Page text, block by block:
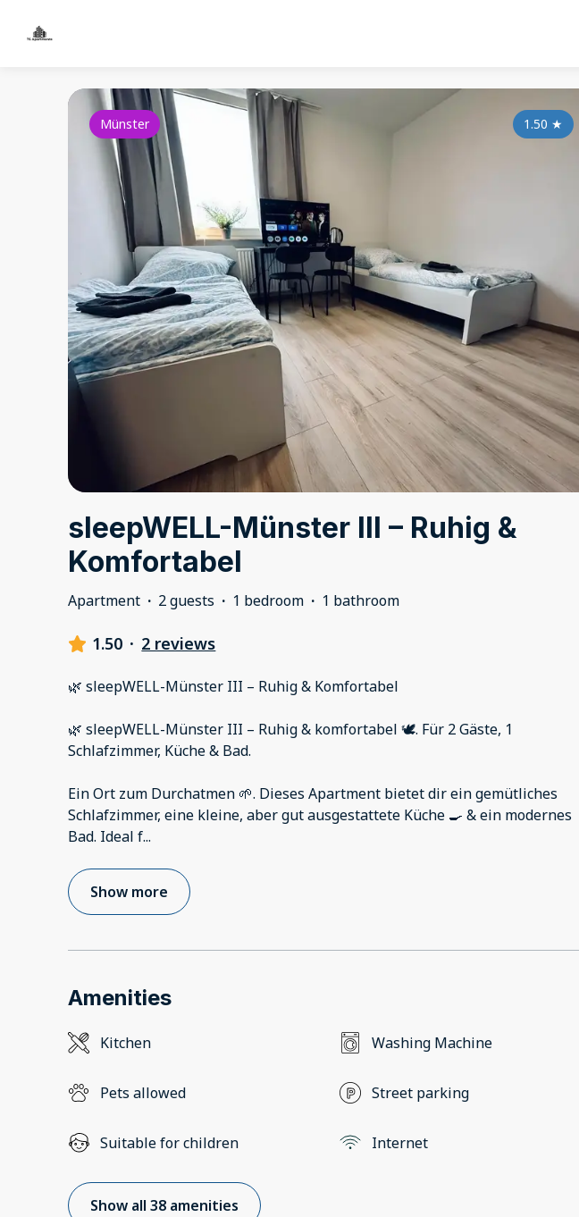
1.50 ★
Münster
sleepWELL-Münster III – Ruhig &
Komfortabel
Apartment · 2 guests · 1 bedroom · 1 bathroom
1.50 · 2 reviews
🌿 sleepWELL-Münster III – Ruhig & Komfortabel
🌿 sleepWELL-Münster III – Ruhig & komfortabel 🕊️. Für 2 Gäste, 1
Schlafzimmer, Küche & Bad.
Ein Ort zum Durchatmen 🌱. Dieses Apartment bietet dir ein gemütliches
Schlafzimmer, eine kleine, aber gut ausgestattete Küche 🍳 & ein modernes
Bad. Ideal f...
Show more
Amenities
Kitchen Washing Machine
Pets allowed Street parking
Suitable for children Internet
Show all 38 amenities